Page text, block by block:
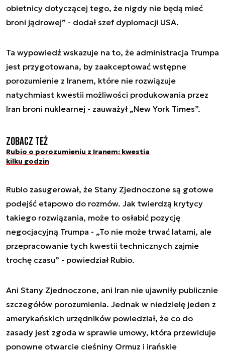
obietnicy dotyczącej tego, że nigdy nie będą mieć
broni jądrowej” - dodał szef dyplomacji USA.
Ta wypowiedź wskazuje na to, że administracja Trumpa
jest przygotowana, by zaakceptować wstępne
porozumienie z Iranem, które nie rozwiązuje
natychmiast kwestii możliwości produkowania przez
Iran broni nuklearnej - zauważył „New York Times”.
Zobacz też
Rubio o porozumieniu z Iranem: kwestia
kilku godzin
Rubio zasugerował, że Stany Zjednoczone są gotowe
podejść etapowo do rozmów. Jak twierdzą krytycy
takiego rozwiązania, może to osłabić pozycję
negocjacyjną Trumpa - „To nie może trwać latami, ale
przepracowanie tych kwestii technicznych zajmie
trochę czasu” - powiedział Rubio.
Ani Stany Zjednoczone, ani Iran nie ujawniły publicznie
szczegółów porozumienia. Jednak w niedzielę jeden z
amerykańskich urzędników powiedział, że co do
zasady jest zgoda w sprawie umowy, która przewiduje
ponowne otwarcie cieśniny Ormuz i irańskie